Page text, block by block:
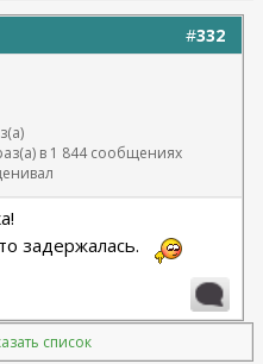
#332
в 1 844 сообщениях
задержалась.
список